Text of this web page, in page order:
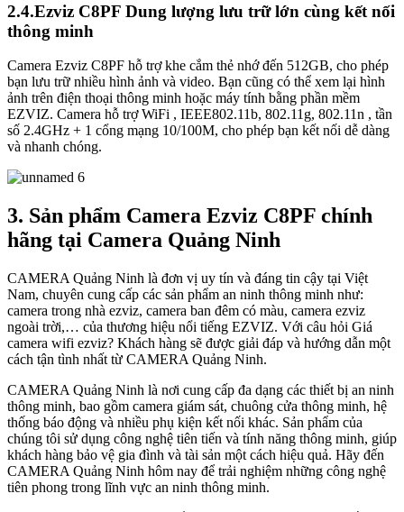
2.4.Ezviz C8PF Dung lượng lưu trữ lớn cùng kết nối
thông minh
Camera Ezviz C8PF hỗ trợ khe cắm thẻ nhớ đến 512GB, cho phép
bạn lưu trữ nhiều hình ảnh và video. Bạn cũng có thể xem lại hình
ảnh trên điện thoại thông minh hoặc máy tính bằng phần mềm
EZVIZ. Camera hỗ trợ WiFi , IEEE802.11b, 802.11g, 802.11n , tần
số 2.4GHz + 1 cổng mạng 10/100M, cho phép bạn kết nối dễ dàng
và nhanh chóng.
3. Sản phẩm Camera Ezviz C8PF chính
hãng tại Camera Quảng Ninh
CAMERA Quảng Ninh là đơn vị uy tín và đáng tin cậy tại Việt
Nam, chuyên cung cấp các sản phẩm an ninh thông minh như:
camera trong nhà ezviz, camera ban đêm có màu, camera ezviz
ngoài trời,… của thương hiệu nổi tiếng EZVIZ. Với câu hỏi Giá
camera wifi ezviz? Khách hàng sẽ được giải đáp và hướng dẫn một
cách tận tình nhất từ CAMERA Quảng Ninh.
CAMERA Quảng Ninh là nơi cung cấp đa dạng các thiết bị an ninh
thông minh, bao gồm camera giám sát, chuông cửa thông minh, hệ
thống báo động và nhiều phụ kiện kết nối khác. Sản phẩm của
chúng tôi sử dụng công nghệ tiên tiến và tính năng thông minh, giúp
khách hàng bảo vệ gia đình và tài sản một cách hiệu quả. Hãy đến
CAMERA Quảng Ninh hôm nay để trải nghiệm những công nghệ
tiên phong trong lĩnh vực an ninh thông minh.